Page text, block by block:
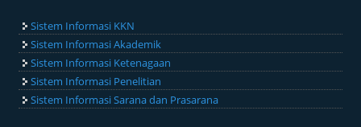
Sistem Informasi KKN
Sistem Informasi Akademik
Sistem Informasi Ketenagaan
Sistem Informasi Penelitian
Sistem Informasi Sarana dan Prasarana